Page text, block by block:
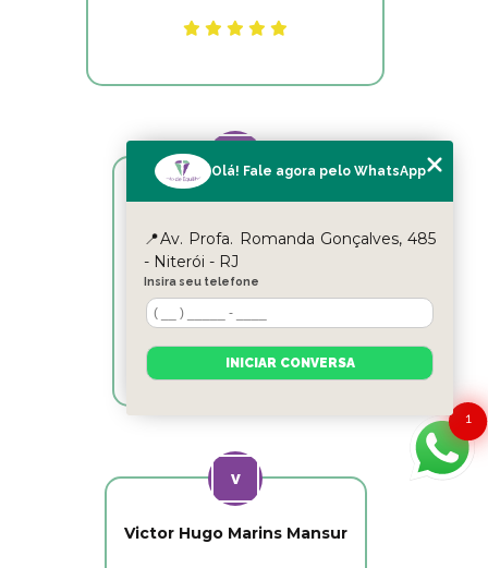
Excelente equipe!!
Victor Hugo Marins Mansur
1
Olá! Fale agora pelo WhatsApp
📍Av. Profa. Romanda Gonçalves, 485
- Niterói - RJ
Insira seu telefone
INICIAR CONVERSA